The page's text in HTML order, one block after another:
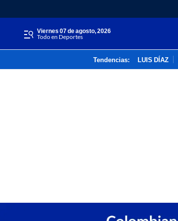
viernes 07 de agosto, 2026
Todo en Deportes
Tendencias: LUIS DÍAZ